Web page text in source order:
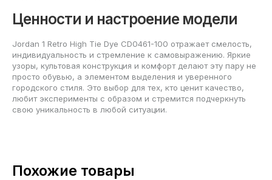
Ценности и настроение модели
Jordan 1 Retro High Tie Dye CD0461-100 отражает смелость,
индивидуальность и стремление к самовыражению. Яркие
узоры, культовая конструкция и комфорт делают эту пару не
просто обувью, а элементом выделения и уверенного
городского стиля. Это выбор для тех, кто ценит качество,
любит эксперименты с образом и стремится подчеркнуть
свою уникальность в любой ситуации.
Похожие товары